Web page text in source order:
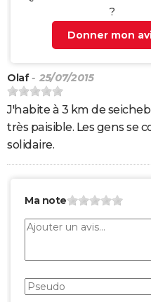
?
Donner mon
Olaf- 25/07/2015
J'habite à 3 km de
très paisible. Les gens se
solidaire.
Ma note